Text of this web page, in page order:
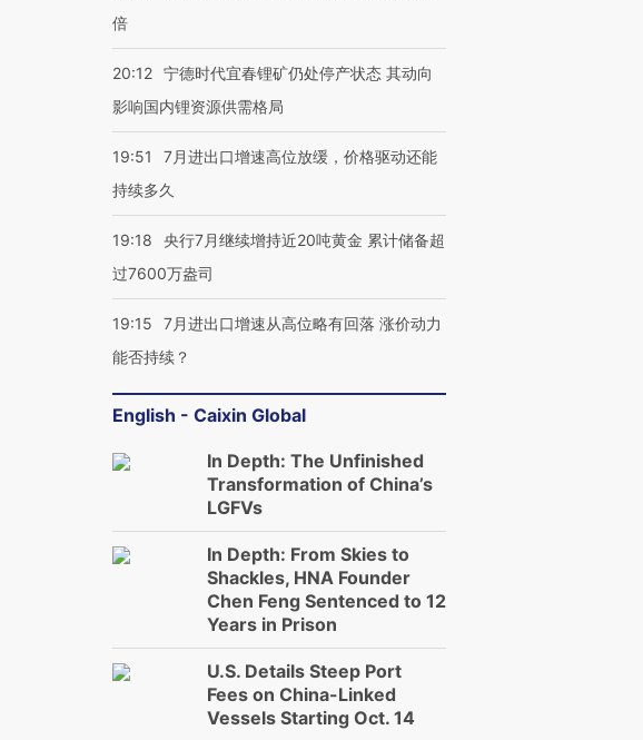
倍
20:12 宁德时代宜春锂矿仍处停产状态 其动向
影响国内锂资源供需格局
19:51
7月进出口增速高位放缓，价格驱动还能
持续多久
19:18
央行7月继续增持近20吨黄金 累计储备超
过7600万盎司
19:15
7月进出口增速从高位略有回落 涨价动力
能否持续？
English - Caixin Global
In Depth: The Unfinished
Transformation of China’s
LGFVs
In Depth: From Skies to
Shackles, HNA Founder
Chen Feng Sentenced to 12
Years in Prison
U.S. Details Steep Port
Fees on China-Linked
Vessels Starting Oct. 14